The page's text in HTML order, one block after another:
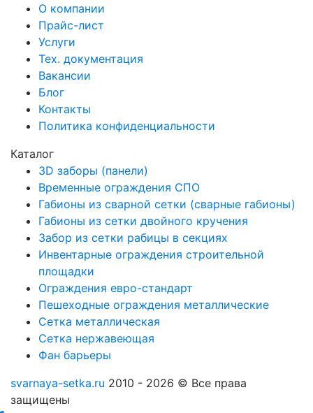
О компании
Прайс-лист
Услуги
Тех. документация
Вакансии
Блог
Контакты
Политика конфиденциальности
Каталог
3D заборы (панели)
Временные ограждения СПО
Габионы из сварной сетки (сварные габионы)
Габионы из сетки двойного кручения
Забор из сетки рабицы в секциях
Инвентарные ограждения строительной
площадки
Ограждения евро-стандарт
Пешеходные ограждения металлические
Сетка металлическая
Сетка нержавеющая
Фан барьеры
svarnaya-setka.ru 2010 - 2026 © Все права
защищены